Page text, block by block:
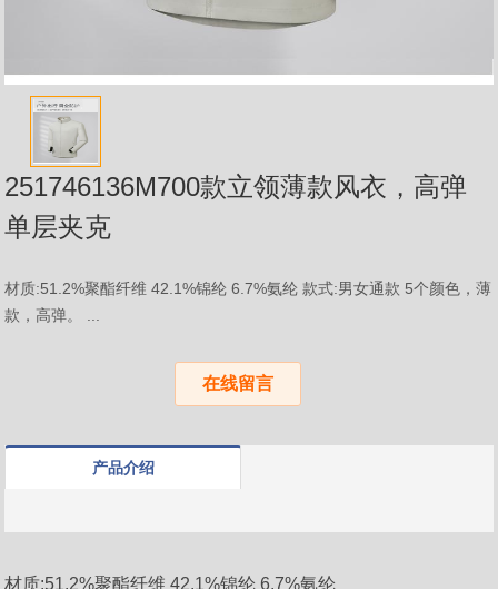
251746136M700款立领薄款风衣，高弹
单层夹克
材质:51.2%聚酯纤维 42.1%锦纶 6.7%氨纶 款式:男女通款 5个颜色，薄
款，高弹。 ...
在线留言
产品介绍
材质:51.2%聚酯纤维 42.1%锦纶 6.7%氨纶